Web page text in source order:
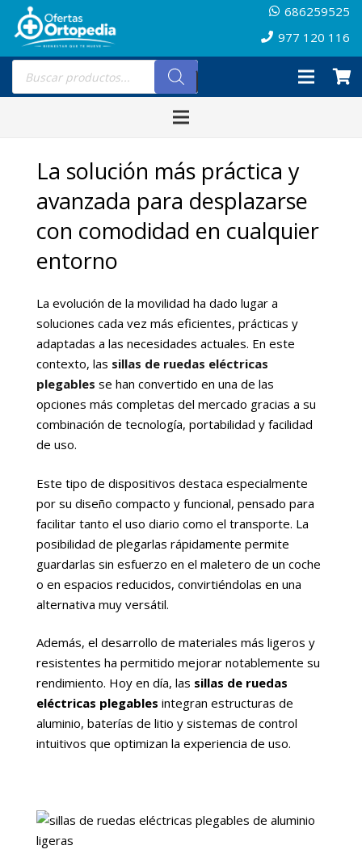
686259525
977 120 116
Búsqueda
productos
La solución más práctica y
avanzada para desplazarse
con comodidad en cualquier
entorno
La evolución de la movilidad ha dado lugar a
soluciones cada vez más eficientes, prácticas y
adaptadas a las necesidades actuales. En este
contexto, las sillas de ruedas eléctricas
plegables se han convertido en una de las
opciones más completas del mercado gracias a su
combinación de tecnología, portabilidad y facilidad
de uso.
Este tipo de dispositivos destaca especialmente
por su diseño compacto y funcional, pensado para
facilitar tanto el uso diario como el transporte. La
posibilidad de plegarlas rápidamente permite
guardarlas sin esfuerzo en el maletero de un coche
o en espacios reducidos, convirtiéndolas en una
alternativa muy versátil.
Además, el desarrollo de materiales más ligeros y
resistentes ha permitido mejorar notablemente su
rendimiento. Hoy en día, las sillas de ruedas
eléctricas plegables integran estructuras de
aluminio, baterías de litio y sistemas de control
intuitivos que optimizan la experiencia de uso.